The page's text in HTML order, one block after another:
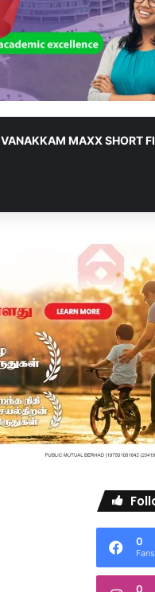
VANAKKAM MAXX SHORT
0
Fans
0